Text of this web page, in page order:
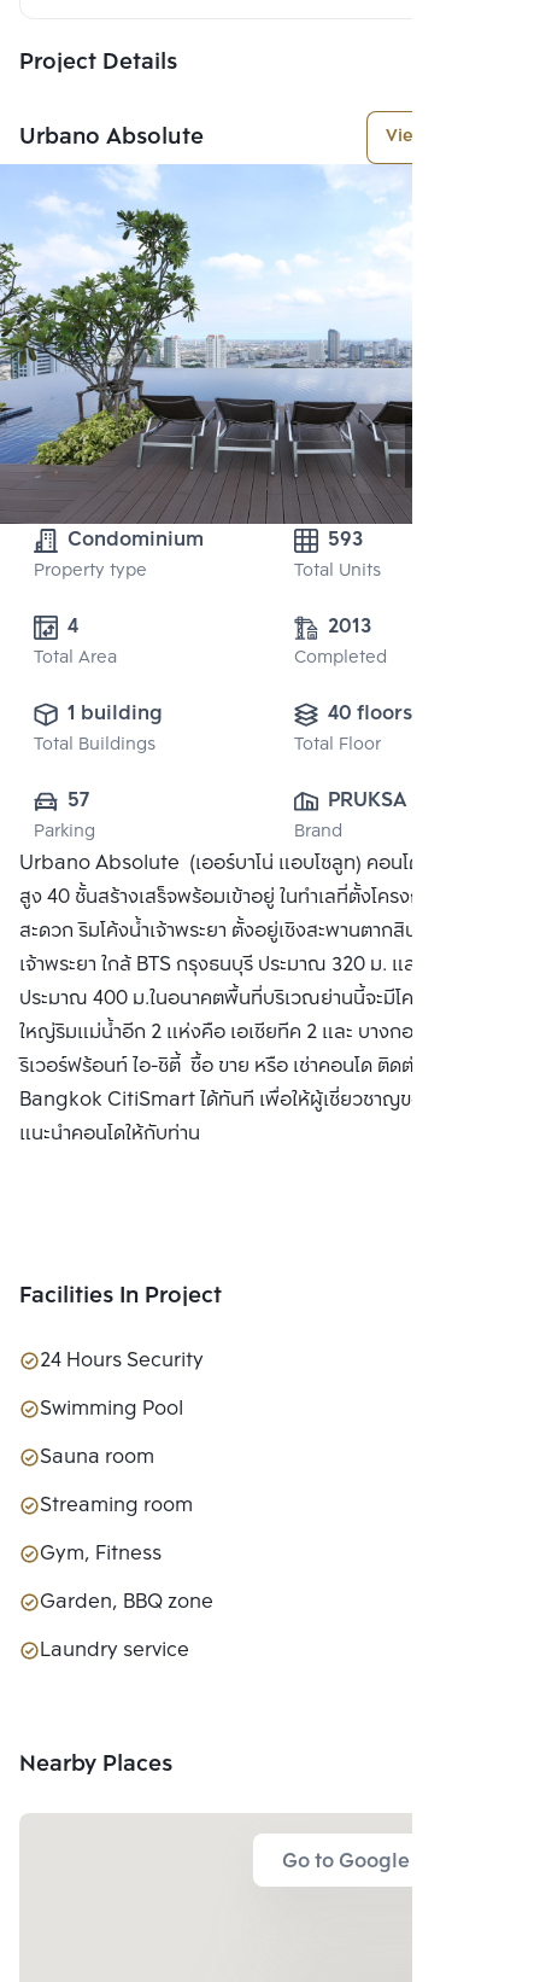
Project Details
Urbano Absolute View More
Condominium
Property type
593
Total Units
Total Area
2013
Completed
1 building
Total Buildings
40 floors
Total Floor
57
Parking
PRUKSA REAL
ESTATE PUBLIC
CO.,LTD
Brand
Urbano Absolute (เออร์บาโน่ แอบโซลูท) คอนโด High Rise
สูง 40 ชั้นสร้างเสร็จพร้อมเข้าอยู่ ในทำเลที่ตั้งโครงการที่เดินทาง
สะดวก ริมโค้งน้ำเจ้าพระยา ตั้งอยู่เชิงสะพานตากสิน เห็นวิวแม่น้ำ
เจ้าพระยา ใกล้ BTS กรุงธนบุรี ประมาณ 320 ม. และท่าเรือเป๊ปซี่
ประมาณ 400 ม.ในอนาคตพื้นที่บริเวณย่านนี้จะมีโครงการขนาด
ใหญ่ริมแม่น้ำอีก 2 แห่งคือ เอเชียทีค 2 และ บางกอก เจ้าพระยา
ริเวอร์ฟร้อนท์ ไอ-ซิตี้ ซื้อ ขาย หรือ เช่าคอนโด ติดต่อหาเรา
Bangkok CitiSmart ได้ทันที เพื่อให้ผู้เชี่ยวชาญของเราได้
แนะนำคอนโดให้กับท่าน
Facilities In Project
24 Hours Security
Swimming Pool
Sauna room
Streaming room
Gym, Fitness
Garden, BBQ zone
Laundry service
Nearby Places
Go to Google Map